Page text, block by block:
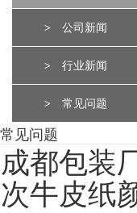
> 公司新闻
> 行业新闻
> 常见问题
常见问题
成都包装
次牛皮纸